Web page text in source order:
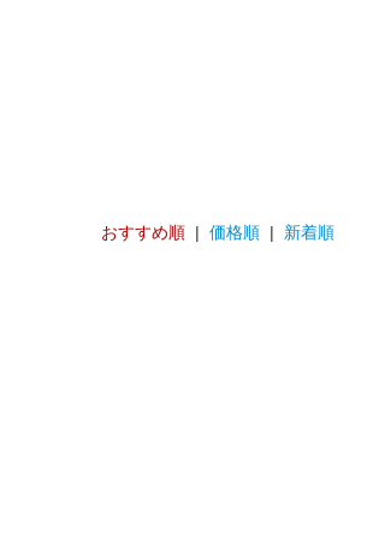
おすすめ順 |価格順 | 新着順